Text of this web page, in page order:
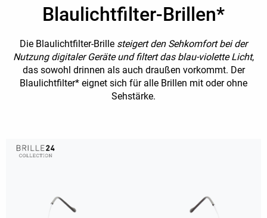
Blaulichtfilter-Brillen*
Die Blaulichtfilter-Brille steigert den Sehkomfort bei der
Nutzung digitaler Geräte und filtert das blau-violette Licht,
das sowohl drinnen als auch draußen vorkommt. Der
Blaulichtfilter* eignet sich für alle Brillen mit oder ohne
Sehstärke.